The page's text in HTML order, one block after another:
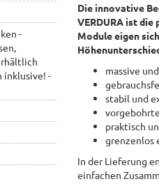
-
inklusive! -
Die innovative
VERDURA ist
Module eigen
massive
stabil und
praktisch
grenzenlos
In der Lieferung
einfachen